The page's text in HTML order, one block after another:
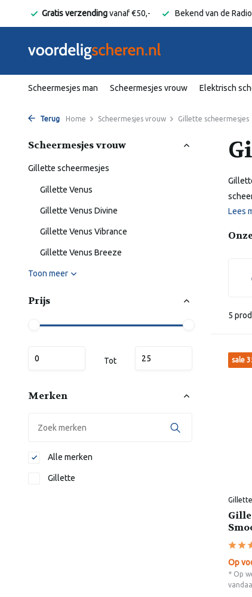
vanaf €50,- Bekend van de Radio Snelle levering
Scheermesjes man Scheermesjes vrouw Elektrisch
Terug Home Scheermesjes vrouw Gillette scheermesjes
Scheermesjes vrouw
Gillette scheermesjes
Gillette Venus
Gillette Venus Divine
Gillette Venus Vibrance
Gillette Venus Breeze
Toon meer
Prijs
Tot
Merken
Alle merken
Gillette
Lees
5
sale
Gillette
Op
* Op